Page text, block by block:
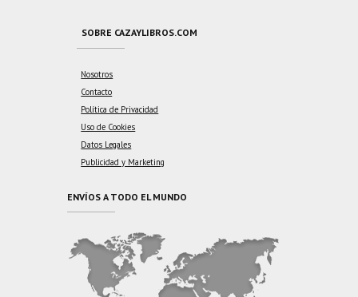
SOBRE CAZAYLIBROS.COM
Nosotros
Contacto
Política de Privacidad
Uso de Cookies
Datos Legales
Publicidad y Marketing
ENVÍOS A TODO EL MUNDO